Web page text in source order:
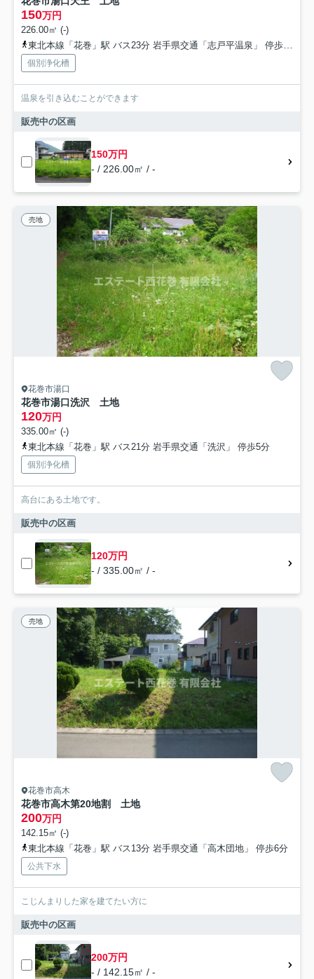
150万円
226.00㎡ (-)
東北本線「花巻」駅 バス23分 岩手県交通「志戸平温泉」 停歩13分
個別浄化槽
温泉を引き込むことができます
販売中の区画
150万円
- / 226.00㎡ / -
売地
花巻市湯口
花巻市湯口洗沢 土地
120万円
335.00㎡ (-)
東北本線「花巻」駅 バス21分 岩手県交通「洗沢」 停歩5分
個別浄化槽
高台にある土地です。
販売中の区画
120万円
- / 335.00㎡ / -
売地
花巻市高木
花巻市高木第20地割 土地
200万円
142.15㎡ (-)
東北本線「花巻」駅 バス13分 岩手県交通「高木団地」 停歩6分
公共下水
こじんまりした家を建てたい方に
販売中の区画
200万円
- / 142.15㎡ / -